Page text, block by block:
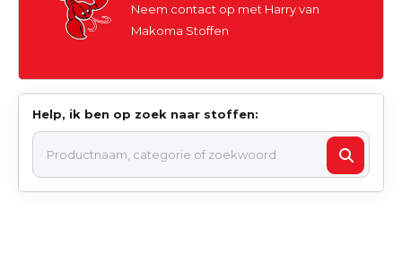
Neem contact op met Harry van
Makoma Stoffen
Help, ik ben op zoek naar stoffen: